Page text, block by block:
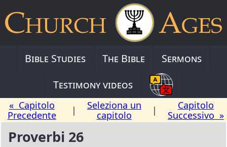
Bible Studies The Bible
Sermons
Testimony videos
« Capitolo
Precedente
|
Seleziona un
capitolo
|
Capitolo
Successivo »
Proverbi 26